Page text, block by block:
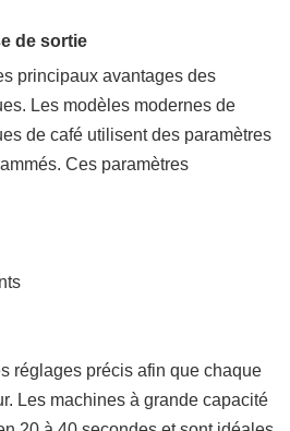
de sortie
principaux avantages des
Les modèles modernes de
de café utilisent des paramètres
Ces paramètres
réglages précis afin que chaque
Les machines à grande capacité